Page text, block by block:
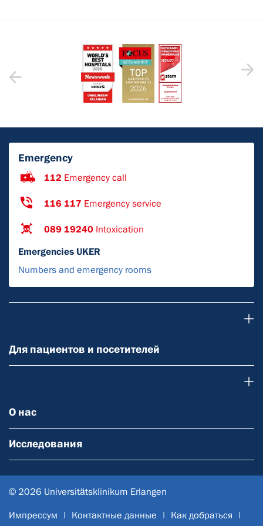
Emergency
112 Emergency call
116 117 Emergency service
089 19240 Intoxication
Emergencies UKER
Numbers and emergency rooms
Для пациентов и посетителей
О нас
Исследования
© 2026 Universitätsklinikum Erlangen
Импрессум
Контактные данные
Как добраться